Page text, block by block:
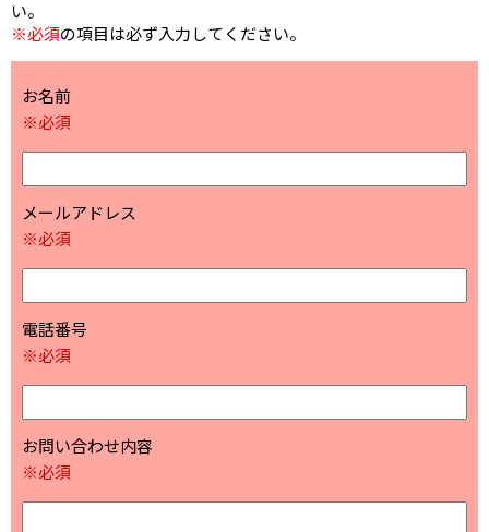
い。
※必須の項目は必ず入力してください。
お名前
※必須
メールアドレス
※必須
電話番号
※必須
お問い合わせ内容
※必須